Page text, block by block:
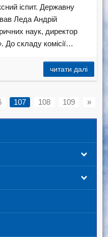
іспит. Державну
Леда Андрій
наук, директор
До складу комісії…
читати далі
107 108 109 »